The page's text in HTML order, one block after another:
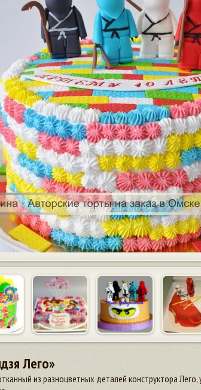
Лего»
из разноцветных деталей конструктора